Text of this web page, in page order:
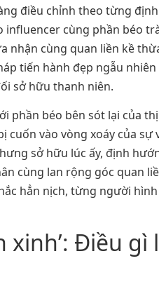
điều chỉnh theo từng
cùng phần béo
cùng quan liền kề
tiến hành đẹp ngẫu
sở hữu thanh niên.
phần béo bên sót lại của
vào vòng xoáy của sự
sở hữu lúc ấy, định
cùng lan rộng góc quan
hẳn nịch, từng người
xinh’: Điều